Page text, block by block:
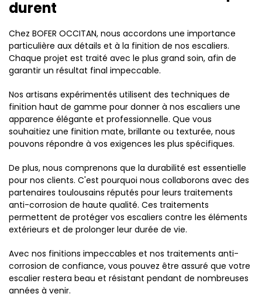
durent
Chez BOFER OCCITAN, nous accordons une importance
particulière aux détails et à la finition de nos escaliers.
Chaque projet est traité avec le plus grand soin, afin de
garantir un résultat final impeccable.
Nos artisans expérimentés utilisent des techniques de
finition haut de gamme pour donner à nos escaliers une
apparence élégante et professionnelle. Que vous
souhaitiez une finition mate, brillante ou texturée, nous
pouvons répondre à vos exigences les plus spécifiques.
De plus, nous comprenons que la durabilité est essentielle
pour nos clients. C'est pourquoi nous collaborons avec des
partenaires toulousains réputés pour leurs traitements
anti-corrosion de haute qualité. Ces traitements
permettent de protéger vos escaliers contre les éléments
extérieurs et de prolonger leur durée de vie.
Avec nos finitions impeccables et nos traitements anti-
corrosion de confiance, vous pouvez être assuré que votre
escalier restera beau et résistant pendant de nombreuses
années à venir.